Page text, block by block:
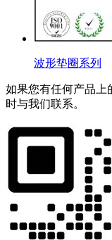
波形垫圈系列
如果您有任何产品上
时与我们联系。